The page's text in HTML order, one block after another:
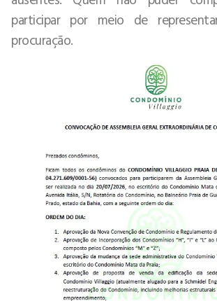
participar por meio de
procuração.